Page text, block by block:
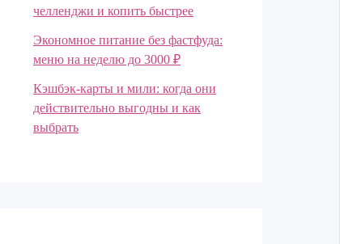
челленджи и копить быстрее
Экономное питание без фастфуда:
меню на неделю до 3000 ₽
Кэшбэк-карты и мили: когда они
действительно выгодны и как
выбрать